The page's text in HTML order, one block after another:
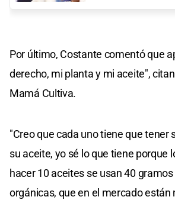
Por último, Costante comentó que
derecho, mi planta y mi aceite",
Mamá Cultiva.
"Creo que cada uno tiene que tener
su aceite, yo sé lo que tiene porque
hacer 10 aceites se usan 40
orgánicas, que en el mercado están